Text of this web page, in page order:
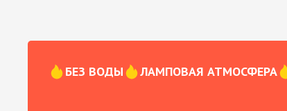
БЕЗ ВОДЫ ЛАМПОВАЯ АТМОСФЕРА